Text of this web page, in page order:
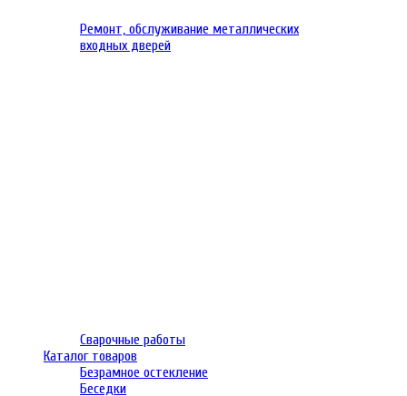
Ремонт, обслуживание металлических
входных дверей
Сварочные работы
Каталог товаров
Безрамное остекление
Беседки